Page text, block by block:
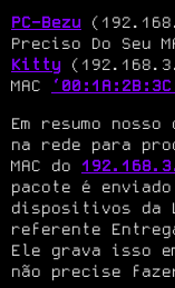
PC-Bezu
Preciso Do Seu
Kitty
MAC
Em resumo
na rede para
MAC do
pacote é
dispositivos da
referente
Ele grava isso
não precise